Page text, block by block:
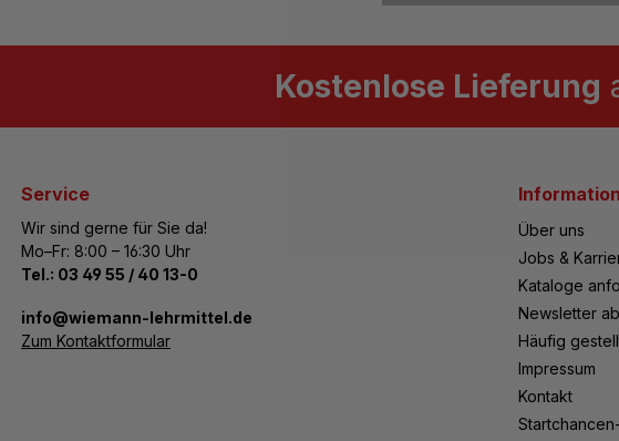
Kostenlose Lieferung
Service
Wir sind gerne für Sie da!
Mo–Fr: 8:00 – 16:30 Uhr
Tel.: 03 49 55 / 40 13-0
­info@wiemann-lehrmittel.de
Zum Kontaktformular
Über uns
Jobs &
Kataloge
Newsletter
Häufig
Impressum
Kontakt